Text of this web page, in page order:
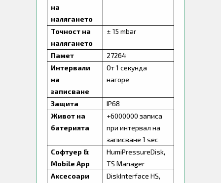
на
налягането
Точност на
налягането
± 15 mbar
Памет
27264
Интервали
на
записване
От 1 секунда
нагоре
Защита
IP68
Живот на
батерията
+6000000 записа
при интервал на
записване 1 sec
Софтуер &
Mobile App
HumiPressureDisk,
TS Manager
Аксесоари
DiskInterface HS,